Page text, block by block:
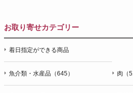
お取り寄せカテゴリー
着日指定ができる商品
魚介類・水産品（645） 肉（